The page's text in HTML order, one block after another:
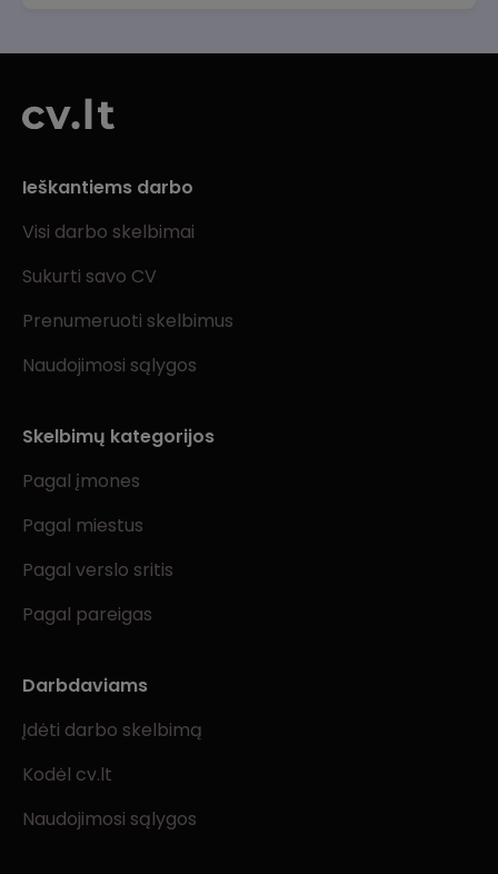
Ieškantiems darbo
Visi darbo skelbimai
Sukurti savo CV
Prenumeruoti skelbimus
Naudojimosi sąlygos
Skelbimų kategorijos
Pagal įmones
Pagal miestus
Pagal verslo sritis
Pagal pareigas
Darbdaviams
Įdėti darbo skelbimą
Kodėl cv.lt
Naudojimosi sąlygos